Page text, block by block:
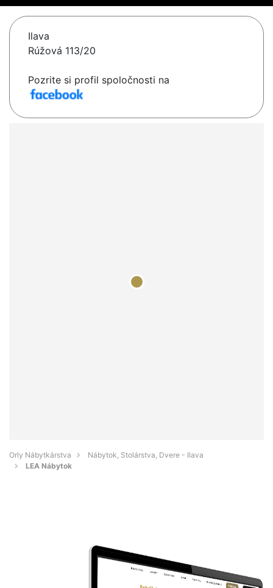
Ilava
Rúžová 113/20
Pozrite si profil spoločnosti na
Orly Nábytkárstva
Nábytok, Stolárstva, Dvere - Ilava
LEA Nábytok